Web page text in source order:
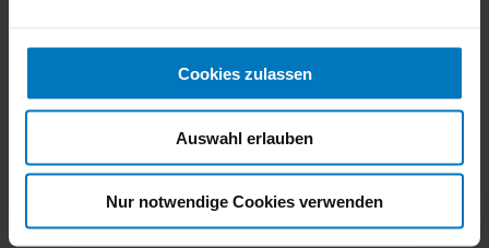
Cookies zulassen
Auswahl erlauben
Nur notwendige Cookies verwenden
Referencie
Kontakt
John-F.-Kennedy-Str. 1